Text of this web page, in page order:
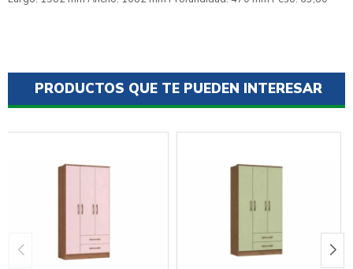
PRODUCTOS QUE TE PUEDEN INTERESAR